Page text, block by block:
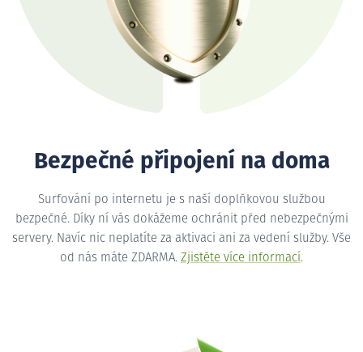
Bezpečné připojení na doma
Surfování po internetu je s naší doplňkovou službou
bezpečné. Díky ní vás dokážeme ochránit před nebezpečnými
servery. Navíc nic neplatíte za aktivaci ani za vedení služby. Vše
od nás máte ZDARMA. Zjistěte více informací.